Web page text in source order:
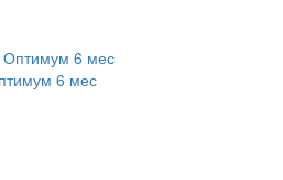
6 мес